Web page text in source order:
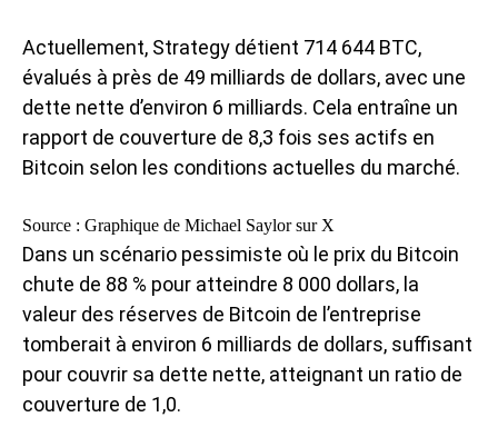
Actuellement, Strategy détient 714 644 BTC,
évalués à près de 49 milliards de dollars, avec une
dette nette d’environ 6 milliards. Cela entraîne un
rapport de couverture de 8,3 fois ses actifs en
Bitcoin selon les conditions actuelles du marché.
Source : Graphique de Michael Saylor sur X
Dans un scénario pessimiste où le prix du Bitcoin
chute de 88 % pour atteindre 8 000 dollars, la
valeur des réserves de Bitcoin de l’entreprise
tomberait à environ 6 milliards de dollars, suffisant
pour couvrir sa dette nette, atteignant un ratio de
couverture de 1,0.